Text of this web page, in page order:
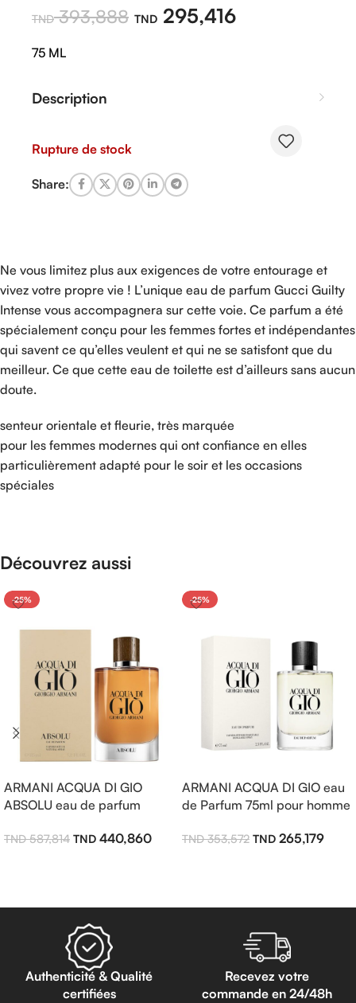
393,888 295,416
75 ML
Description
Rupture de stock
Share:
Ne vous limitez plus aux exigences de votre entourage et
vivez votre propre vie ! L’unique eau de parfum Gucci Guilty
Intense vous accompagnera sur cette voie. Ce parfum a été
spécialement conçu pour les femmes fortes et indépendantes
qui savent ce qu’elles veulent et qui ne se satisfont que du
meilleur. Ce que cette eau de toilette est d’ailleurs sans aucun
doute.
senteur orientale et fleurie, très marquée
pour les femmes modernes qui ont confiance en elles
particulièrement adapté pour le soir et les occasions
spéciales
Découvrez aussi
-25%
ARMANI ACQUA DI GIO
ABSOLU eau de parfum
587,814 440,860
-25%
ARMANI ACQUA DI GIO eau
de Parfum 75ml pour homme
353,572 265,179
Authenticité & Qualité
certifiées
Recevez votre
commande en 24/48h